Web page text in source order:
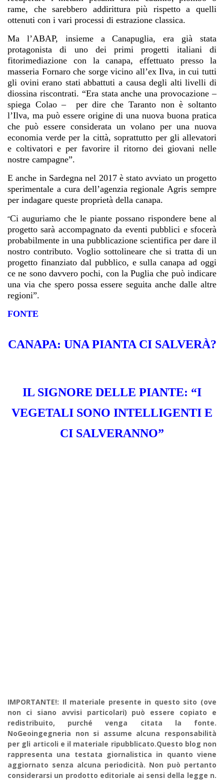
rame, che sarebbero addirittura più rispetto a quelli
ottenuti con i vari processi di estrazione classica.
Ma l’ABAP, insieme a Canapuglia, era già stata
protagonista di uno dei primi progetti italiani di
fitorimediazione con la canapa, effettuato presso la
masseria Fornaro che sorge vicino all’ex Ilva, in cui tutti
gli ovini erano stati abbattuti a causa degli alti livelli di
diossina riscontrati. “Era stata anche una provocazione –
spiega Colao – per dire che Taranto non è soltanto
l’Ilva, ma può essere origine di una nuova buona pratica
che può essere considerata un volano per una nuova
economia verde per la città, soprattutto per gli allevatori
e coltivatori e per favorire il ritorno dei giovani nelle
nostre campagne”.
E anche in Sardegna nel 2017 è stato avviato un progetto
sperimentale a cura dell’agenzia regionale Agris sempre
per indagare queste proprietà della canapa.
“Ci auguriamo che le piante possano rispondere bene al
progetto sarà accompagnato da eventi pubblici e sfocerà
probabilmente in una pubblicazione scientifica per dare il
nostro contributo. Voglio sottolineare che si tratta di un
progetto finanziato dal pubblico, e sulla canapa ad oggi
ce ne sono davvero pochi, con la Puglia che può indicare
una via che spero possa essere seguita anche dalle altre
regioni”.
FONTE
CANAPA: UNA PIANTA CI SALVERÀ?
IL SIGNORE DELLE PIANTE: “I
VEGETALI SONO INTELLIGENTI E
CI SALVERANNO”
IMPORTANTE!: Il materiale presente in questo sito (ove
non ci siano avvisi particolari) può essere copiato e
redistribuito, purché venga citata la fonte.
NoGeoingegneria non si assume alcuna responsabilità
per gli articoli e il materiale ripubblicato.Questo blog non
rappresenta una testata giornalistica in quanto viene
aggiornato senza alcuna periodicità. Non può pertanto
considerarsi un prodotto editoriale ai sensi della legge n.